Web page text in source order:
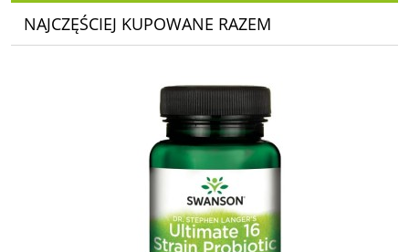
NAJCZĘŚCIEJ KUPOWANE RAZEM